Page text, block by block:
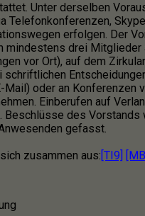
Unter derselben
Telefonkonferenzen,
erfolgen. Der
mindestens drei Mitglieder
vor Ort), auf dem
schriftlichen
Mail) oder an Konferenzen
Einberufen auf
des Vorstands
gefasst.
zusammen aus: [TI9]